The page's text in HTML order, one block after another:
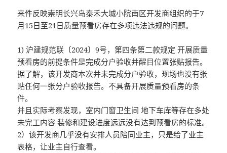
来件反映崇明长兴岛泰禾大城小院南区开发商组织的于7
月15日至21日质量预看房存在多项违法违规的问题。
1) 沪建规范联〔2024〕9号，第四条第二款规定 开展质量
预看房的前提条件是完成分户验收并醒目位置张贴报告。
据了解，该开发商本次并未完成分户验收，现场也没有张
贴任何一张分户验收报告。不具备开展质量预看房的条
件。
并且实际考察发现，室内门窗卫生间 地下车库等存在多处
未完工内容 装修和建设进度远远没有达到预看房的标准。
2）该开发商几乎没有安排人员陪同业主，只是给了业主
表格，让业主自行查看。